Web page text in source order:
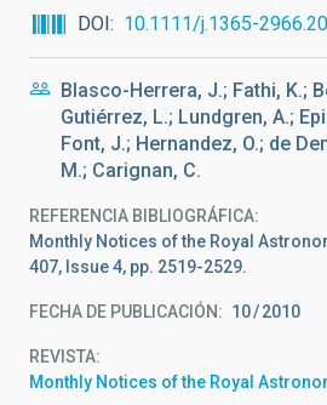
DOI
10.1111/j.1365-
Blasco-Herrera, J.; Fathi, K.;
Gutiérrez, L.; Lundgren, A.;
Font, J.; Hernandez, O.; de
M.; Carignan, C.
REFERENCIA BIBLIOGRÁFICA
Monthly Notices of the Royal
407, Issue 4, pp. 2519-2529.
FECHA DE PUBLICACIÓN: 10 2010
REVISTA
Monthly Notices of the Royal